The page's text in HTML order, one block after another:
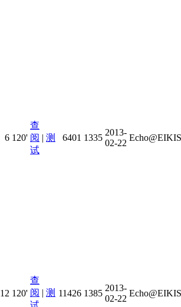
6 120'
查
阅 | 测
试
6401 1335
2013-
02-22
12 120'
查
阅 | 测 11426 1385
2013-
02-22